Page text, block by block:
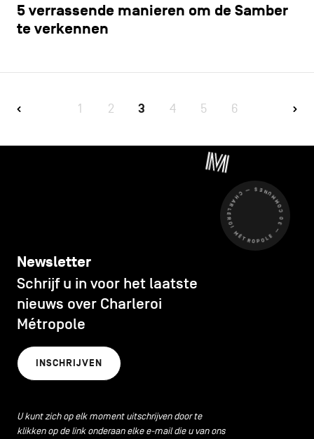
5 verrassende manieren om de Samber
te verkennen
1 2 3 4 5 6
CHARLEROI MÉTROPOLE — 30 COMMUNES —
Newsletter
Schrijf u in voor het laatste
nieuws over Charleroi
Métropole
INSCHRIJVEN
U kunt zich op elk moment uitschrijven door te
klikken op de link onderaan elke e-mail die u van ons